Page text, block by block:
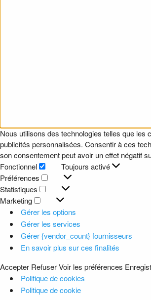
Nous utilisons des technologies telles que les
publicités personnalisées. Consentir à ces
son consentement peut avoir un effet négatif
Fonctionnel
Fonctionnel
Toujours activé
Préférences
Préférences
Statistiques
Statistiques
Marketing
Marketing
Gérer les options
Gérer les services
Gérer {vendor_count} fournisseurs
En savoir plus sur ces finalités
Accepter RefuserVoir les préférences
Politique de cookies
Politique de cookie